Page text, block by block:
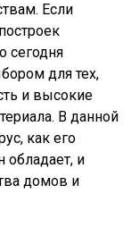
Если
сегодня
для тех,
и высокие
В данной
как его
обладает, и
домов и